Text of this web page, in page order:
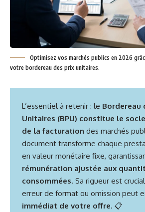
Optimisez vos marchés publics en 2026
votre bordereau des prix unitaires.
L’essentiel à retenir : le Bordereau
Unitaires (BPU) constitue le
de la facturation des marchés
document transforme chaque
en valeur monétaire fixe,
rémunération ajustée aux
consommées. Sa rigueur est
erreur de format ou omission peut
immédiat de votre offre. 📋